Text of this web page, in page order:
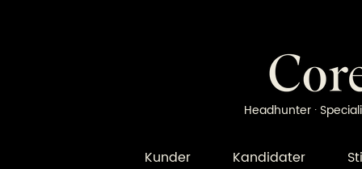
Headhunter ·
Kunder Kandidater